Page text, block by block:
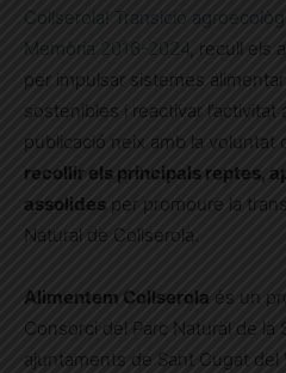
Collserola! Transició
Memòria 2016-2024, recull els
per impulsar sistemes
sostenibles i reactivar l’activitat
publicació neix amb la voluntat
recollir els principals reptes,
assolides per promoure la
Natural de Collserola.
Alimentem Collserola és un
Consorci del Parc Natural de la
ajuntaments de Sant Cugat del